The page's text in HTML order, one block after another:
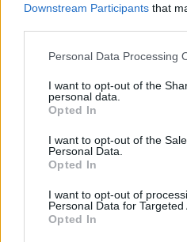
Downstream Participants that
Please note that this website/
not limited to your visit or usage
grant or deny consent to
use your data for below
consent section.
Personal Data Processing
I want to opt-out of the
personal data.
Opted In
I want to opt-out of the
Personal Data.
Opted In
I want to opt-out of
Personal Data for Targeted
Opted In